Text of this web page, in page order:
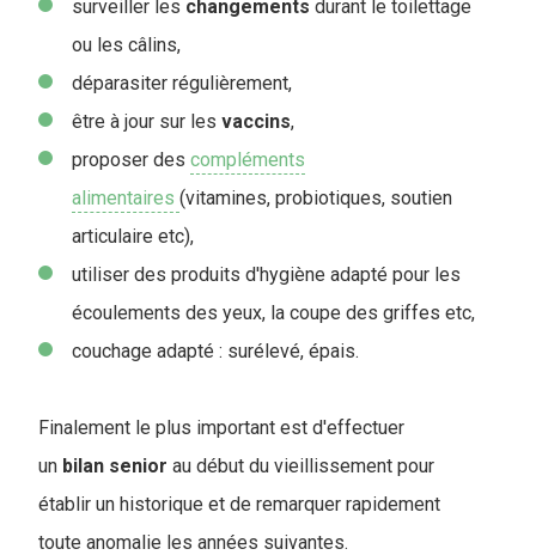
surveiller les changements durant le toilettage
ou les câlins,
déparasiter régulièrement,
être à jour sur les vaccins,
proposer des compléments
alimentaires (vitamines, probiotiques, soutien
articulaire etc),
utiliser des produits d'hygiène adapté pour les
écoulements des yeux, la coupe des griffes etc,
couchage adapté : surélevé, épais.
Finalement le plus important est d'effectuer
un bilan senior au début du vieillissement pour
établir un historique et de remarquer rapidement
toute anomalie les années suivantes.